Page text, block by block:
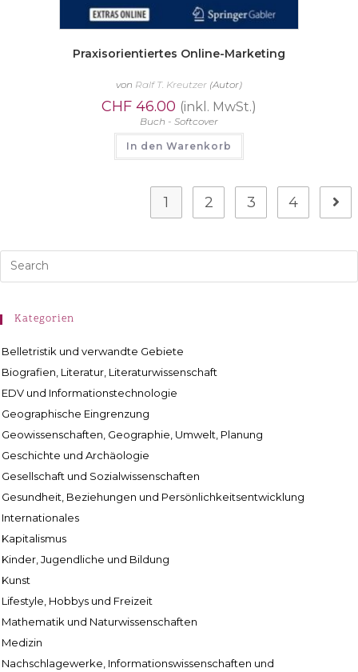
Praxisorientiertes Online-Marketing
von Ralf T. Kreutzer (Autor)
CHF 46.00 (inkl. MwSt.)
Buch - Softcover
In den Warenkorb
1 2 3 4
Kategorien
Belletristik und verwandte Gebiete
Biografien, Literatur, Literaturwissenschaft
EDV und Informationstechnologie
Geographische Eingrenzung
Geowissenschaften, Geographie, Umwelt, Planung
Geschichte und Archäologie
Gesellschaft und Sozialwissenschaften
Gesundheit, Beziehungen und Persönlichkeitsentwicklung
Internationales
Kapitalismus
Kinder, Jugendliche und Bildung
Kunst
Lifestyle, Hobbys und Freizeit
Mathematik und Naturwissenschaften
Medizin
Nachschlagewerke, Informationswissenschaften und